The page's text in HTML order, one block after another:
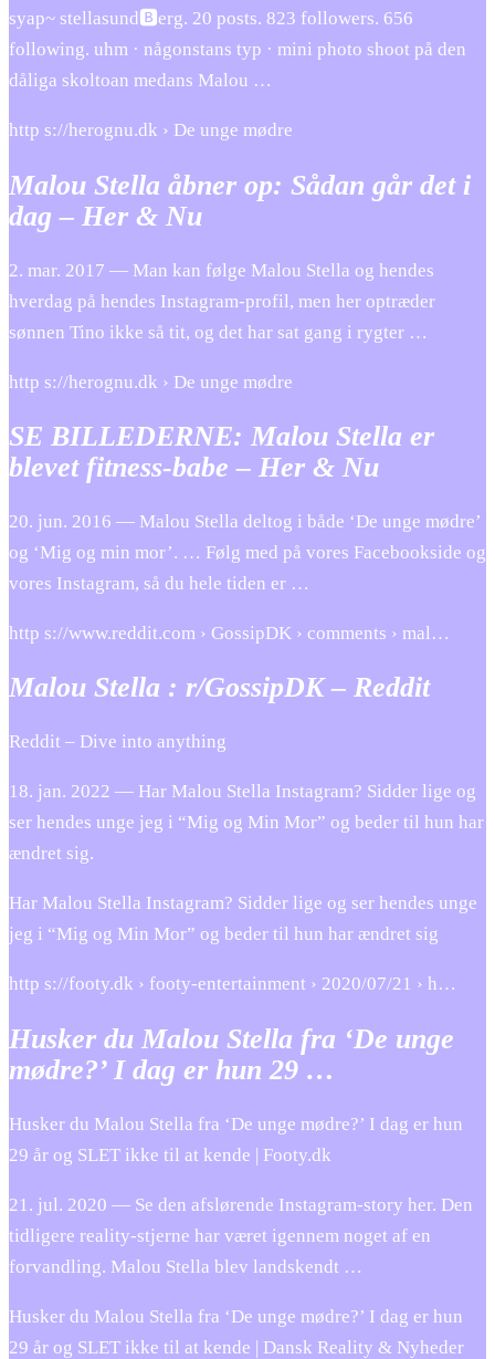
syap~ stellasund🅱️erg. 20 posts. 823 followers. 656
following. uhm · någonstans typ · mini photo shoot på den
dåliga skoltoan medans Malou …
http s://herognu.dk › De unge mødre
Malou Stella åbner op: Sådan går det i
dag – Her & Nu
2. mar. 2017 — Man kan følge Malou Stella og hendes
hverdag på hendes Instagram-profil, men her optræder
sønnen Tino ikke så tit, og det har sat gang i rygter …
http s://herognu.dk › De unge mødre
SE BILLEDERNE: Malou Stella er
blevet fitness-babe – Her & Nu
20. jun. 2016 — Malou Stella deltog i både ‘De unge mødre’
og ‘Mig og min mor’. … Følg med på vores Facebookside og
vores Instagram, så du hele tiden er …
http s://www.reddit.com › GossipDK › comments › mal…
Malou Stella : r/GossipDK – Reddit
Reddit – Dive into anything
18. jan. 2022 — Har Malou Stella Instagram? Sidder lige og
ser hendes unge jeg i “Mig og Min Mor” og beder til hun har
ændret sig.
Har Malou Stella Instagram? Sidder lige og ser hendes unge
jeg i “Mig og Min Mor” og beder til hun har ændret sig
http s://footy.dk › footy-entertainment › 2020/07/21 › h…
Husker du Malou Stella fra ‘De unge
mødre?’ I dag er hun 29 …
Husker du Malou Stella fra ‘De unge mødre?’ I dag er hun
29 år og SLET ikke til at kende | Footy.dk
21. jul. 2020 — Se den afslørende Instagram-story her. Den
tidligere reality-stjerne har været igennem noget af en
forvandling. Malou Stella blev landskendt …
Husker du Malou Stella fra ‘De unge mødre?’ I dag er hun
29 år og SLET ikke til at kende | Dansk Reality & Nyheder